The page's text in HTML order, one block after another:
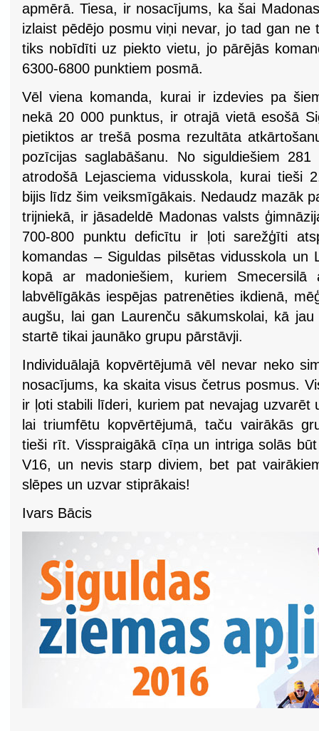
apmērā. Tiesa, ir nosacījums, ka šai
izlaist pēdējo posmu viņi nevar, jo tad gan ne
tiks nobīdīti uz piekto vietu, jo pārējās
6300-6800 punktiem posmā.
Vēl viena komanda, kurai ir izdevies pa
nekā 20 000 punktus, ir otrajā vietā esošā
pietiktos ar trešā posma rezultāta
pozīcijas saglabāšanu. No siguldiešiem
atrodošā Lejasciema vidusskola, kurai tieši
bijis līdz šim veiksmīgākais. Nedaudz mazāk
trijniekā, ir jāsadeldē Madonas valsts
700-800 punktu deficītu ir ļoti sarežģīti
komandas – Siguldas pilsētas vidusskola un
kopā ar madoniešiem, kuriem
labvēlīgākās iespējas patrenēties ikdienā,
augšu, lai gan Laurenču sākumskolai, kā
startē tikai jaunāko grupu pārstāvji.
Individuālajā kopvērtējumā vēl nevar neko
nosacījums, ka skaita visus četrus posmus.
ir ļoti stabili līderi, kuriem pat nevajag uzvarēt
lai triumfētu kopvērtējumā, taču vairākās
tieši rīt. Visspraigākā cīņa un intriga solās
V16, un nevis starp diviem, bet pat
slēpes un uzvar stiprākais!
Ivars Bācis